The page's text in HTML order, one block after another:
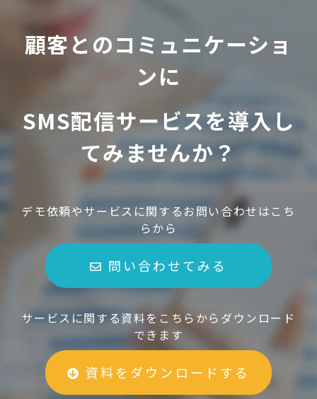
顧客とのコミュニケーショ
ンに
SMS配信サービスを導入し
てみませんか？
デモ依頼やサービスに関するお問い合わせはこち
らから
問い合わせてみる
サービスに関する資料をこちらからダウンロード
できます
資料をダウンロードする